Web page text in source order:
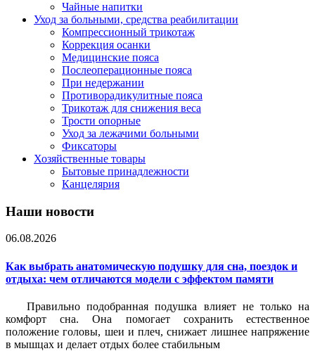
Чайные напитки
Уход за больными, средства реабилитации
Компрессионный трикотаж
Коррекция осанки
Медицинские пояса
Послеоперационные пояса
При недержании
Противорадикулитные пояса
Трикотаж для снижения веса
Трости опорные
Уход за лежачими больными
Фиксаторы
Хозяйственные товары
Бытовые принадлежности
Канцелярия
Наши новости
06.08.2026
Как выбрать анатомическую подушку для сна, поездок и
отдыха: чем отличаются модели с эффектом памяти
Правильно подобранная подушка влияет не только на
комфорт сна. Она помогает сохранить естественное
положение головы, шеи и плеч, снижает лишнее напряжение
в мышцах и делает отдых более стабильным